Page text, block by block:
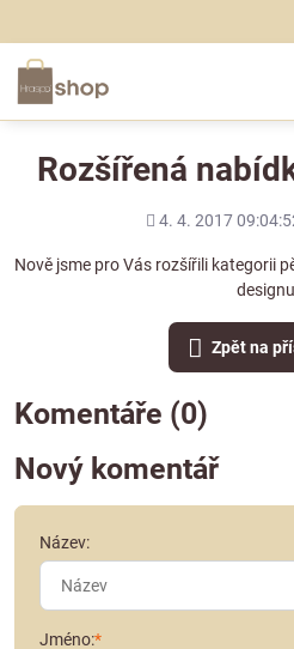
Rozšířená
Přidáno
4. 4. 2017
Nově jsme pro Vás rozšířili kategorii
Zpět na
Komentáře (0)
Nový komentář
Název:
Jméno:*